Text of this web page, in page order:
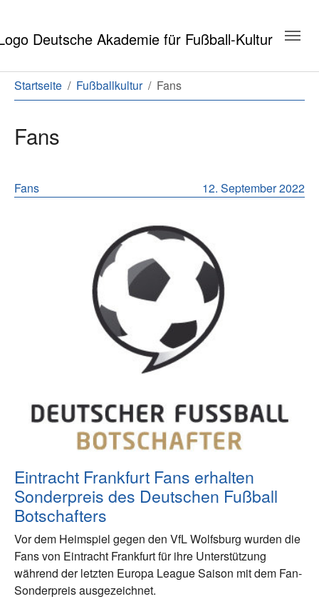
Sie sind hier:
Startseite Fußballkultur Fans
Fans
Meldungen aus dem Bereich Fans
12. September 2022
Fans
Eintracht Frankfurt Fans erhalten
Sonderpreis des Deutschen Fußball
Botschafters
Vor dem Heimspiel gegen den VfL Wolfsburg wurden die
Fans von Eintracht Frankfurt für ihre Unterstützung
während der letzten Europa League Saison mit dem Fan-
Sonderpreis ausgezeichnet.